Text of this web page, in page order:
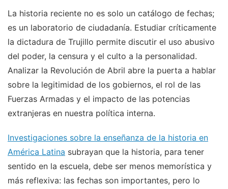
La historia reciente no es solo un catálogo de fechas;
es un laboratorio de ciudadanía. Estudiar críticamente
la dictadura de Trujillo permite discutir el uso abusivo
del poder, la censura y el culto a la personalidad.
Analizar la Revolución de Abril abre la puerta a hablar
sobre la legitimidad de los gobiernos, el rol de las
Fuerzas Armadas y el impacto de las potencias
extranjeras en nuestra política interna.
Investigaciones sobre la enseñanza de la historia en
América Latina subrayan que la historia, para tener
sentido en la escuela, debe ser menos memorística y
más reflexiva: las fechas son importantes, pero lo